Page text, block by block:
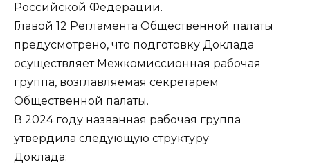
Российской Федерации.
Главой 12 Регламента Общественной палаты
предусмотрено, что подготовку Доклада
осуществляет Межкомиссионная рабочая
группа, возглавляемая секретарем
Общественной палаты.
В 2024 году названная рабочая группа
утвердила следующую структуру
Доклада: